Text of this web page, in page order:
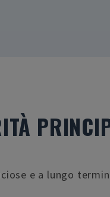
e a lungo